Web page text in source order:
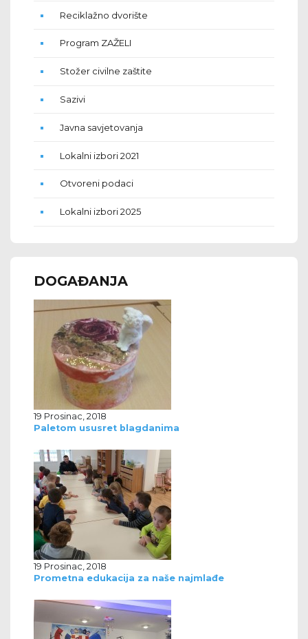
Reciklažno dvorište
Program ZAŽELI
Stožer civilne zaštite
Sazivi
Javna savjetovanja
Lokalni izbori 2021
Otvoreni podaci
Lokalni izbori 2025
DOGAĐANJA
19 Prosinac, 2018
Paletom ususret blagdanima
19 Prosinac, 2018
Prometna edukacija za naše najmlađe